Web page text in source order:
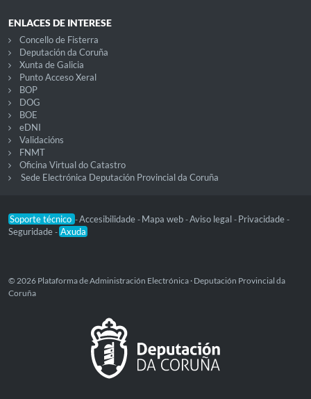
ENLACES DE INTERESE
Concello de Fisterra
Deputación da Coruña
Xunta de Galicia
Punto Acceso Xeral
BOP
DOG
BOE
eDNI
Validacións
FNMT
Oficina Virtual do Catastro
Sede Electrónica Deputación Provincial da Coruña
Soporte técnico -Accesibilidade - Mapa web -Aviso legal - Privacidade -
Seguridade - Axuda
© 2026 Plataforma de Administración Electrónica · Deputación Provincial da
Coruña